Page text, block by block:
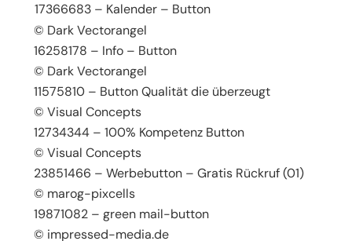
17366683 – Kalender – Button
© Dark Vectorangel
16258178 – Info – Button
© Dark Vectorangel
11575810 – Button Qualität die überzeugt
© Visual Concepts
12734344 – 100% Kompetenz Button
© Visual Concepts
23851466 – Werbebutton – Gratis Rückruf (01)
© marog-pixcells
19871082 – green mail-button
© impressed-media.de